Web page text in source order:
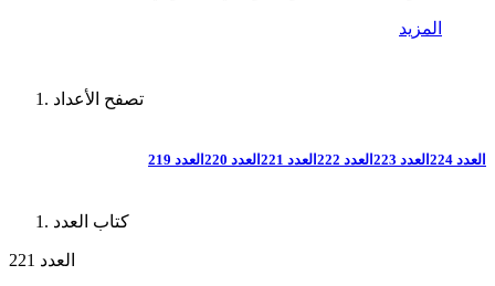
المزيد
تصفح الأعداد
العدد 224 العدد 223 العدد 222 العدد 221 العدد 220 العدد 219
كتاب العدد
العدد 221